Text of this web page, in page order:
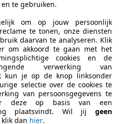
CR TDi Comfortline BMT DSG
te gebruiken.
om op jouw persoonlijk
te tonen, onze diensten
daarvan te analyseren. Klik
om akkoord te gaan met het
cookies en de
verwerking van
kun je op de knop linksonder
selectie over de cookies te
van persoonsgegevens te
deze op basis van een
plaatsvindt. Wil jij geen
klik dan hier.